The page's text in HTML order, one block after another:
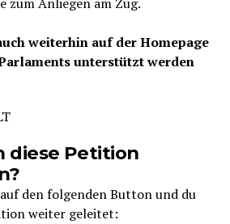
weiterhin auf der Homepage
unterstützt werden
diese Petition
den folgenden Button und du
weiter geleitet: